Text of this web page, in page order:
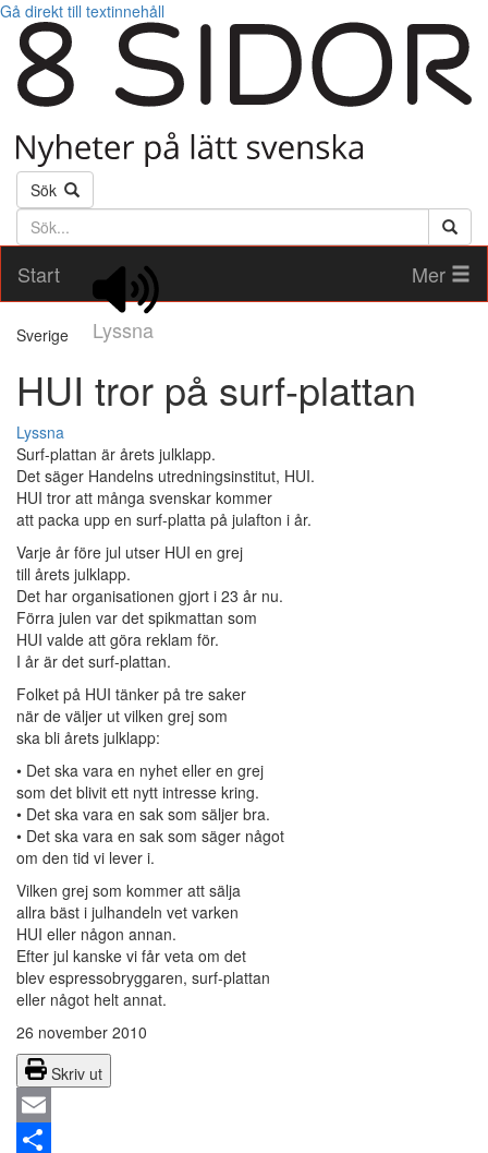
Gå direkt till textinnehåll
Sök
Söktext
Start
Lyssna
Mer
Sverige
HUI tror på surf-plattan
Lyssna
Surf-plattan är årets julklapp.
Det säger Handelns utredningsinstitut, HUI.
HUI tror att många svenskar kommer
att packa upp en surf-platta på julafton i år.
Varje år före jul utser HUI en grej
till årets julklapp.
Det har organisationen gjort i 23 år nu.
Förra julen var det spikmattan som
HUI valde att göra reklam för.
I år är det surf-plattan.
Folket på HUI tänker på tre saker
när de väljer ut vilken grej som
ska bli årets julklapp:
• Det ska vara en nyhet eller en grej
som det blivit ett nytt intresse kring.
• Det ska vara en sak som säljer bra.
• Det ska vara en sak som säger något
om den tid vi lever i.
Vilken grej som kommer att sälja
allra bäst i julhandeln vet varken
HUI eller någon annan.
Efter jul kanske vi får veta om det
blev espressobryggaren, surf-plattan
eller något helt annat.
26 november 2010
Skriv ut
Email